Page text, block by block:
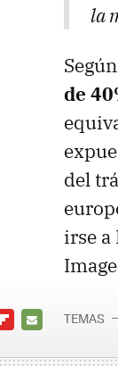
la
de
del
irse a
MAIL
TEMAS